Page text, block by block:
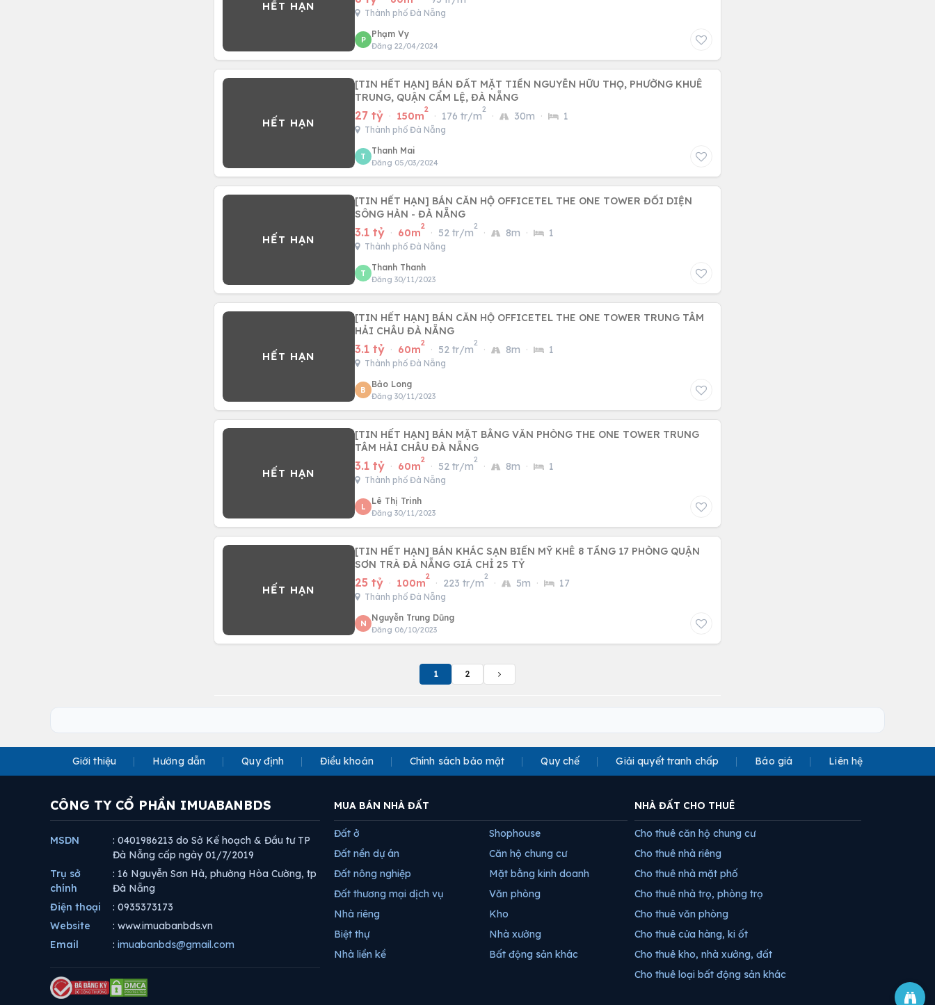
Thành phố Đà Nẵng
P
Phạm Vy
Đăng 22/04/2024
[TIN HẾT HẠN] BÁN ĐẤT MẶT TIỀN NGUYỄN HỮU THỌ, PHƯỜNG KHUÊ
TRUNG, QUẬN CẨM LỆ, ĐÀ NẴNG
27 tỷ · 150m
2
· 176 tr/m
2
· 30m · 1
Thành phố Đà Nẵng
T
Thanh Mai
Đăng 05/03/2024
[TIN HẾT HẠN] BÁN CĂN HỘ OFFICETEL THE ONE TOWER ĐỐI DIỆN
SÔNG HÀN - ĐÀ NẴNG
3.1 tỷ · 60m
2
· 52 tr/m
2
· 8m · 1
Thành phố Đà Nẵng
T
Thanh Thanh
Đăng 30/11/2023
[TIN HẾT HẠN] BÁN CĂN HỘ OFFICETEL THE ONE TOWER TRUNG TÂM
HẢI CHÂU ĐÀ NẴNG
3.1 tỷ · 60m
2
· 52 tr/m
2
· 8m · 1
Thành phố Đà Nẵng
B
Bảo Long
Đăng 30/11/2023
[TIN HẾT HẠN] BÁN MẶT BẰNG VĂN PHÒNG THE ONE TOWER TRUNG
TÂM HẢI CHÂU ĐÀ NẴNG
3.1 tỷ · 60m
2
· 52 tr/m
2
· 8m · 1
Thành phố Đà Nẵng
L
Lê Thị Trinh
Đăng 30/11/2023
[TIN HẾT HẠN] BÁN KHÁC SẠN BIỂN MỸ KHÊ 8 TẦNG 17 PHÒNG QUẬN
SƠN TRÀ ĐÀ NẴNG GIÁ CHỈ 25 TỶ
25 tỷ · 100m
2
· 223 tr/m
2
· 5m · 17
Thành phố Đà Nẵng
N
Nguyễn Trung Dũng
Đăng 06/10/2023
1 2
Giới thiệu Hướng dẫn Quy định Điều khoản Chính sách bảo mật Quy chế Giải quyết tranh chấp Báo giá Liên hệ
CÔNG TY CỔ PHẦN IMUABANBDS
MSDN
: 0401986213 do Sở Kế hoạch & Đầu tư TP
Đà Nẵng cấp ngày 01/7/2019
Trụ sở
chính
: 16 Nguyễn Sơn Hà, phường Hòa Cường, tp
Đà Nẵng
Điện thoại
: 0935373173
Website
: www.imuabanbds.vn
Email
: imuabanbds@gmail.com
MUA BÁN NHÀ ĐẤT
Đất ở
Đất nền dự án
Đất nông nghiệp
Đất thương mại dịch vụ
Nhà riêng
Biệt thự
Nhà liền kề
Shophouse
Căn hộ chung cư
Mặt bằng kinh doanh
Văn phòng
Kho
Nhà xưởng
Bất động sản khác
NHÀ ĐẤT CHO THUÊ
Cho thuê căn hộ chung cư
Cho thuê nhà riêng
Cho thuê nhà mặt phố
Cho thuê nhà trọ, phòng trọ
Cho thuê văn phòng
Cho thuê cửa hàng, ki ốt
Cho thuê kho, nhà xưởng, đất
Cho thuê loại bất động sản khác